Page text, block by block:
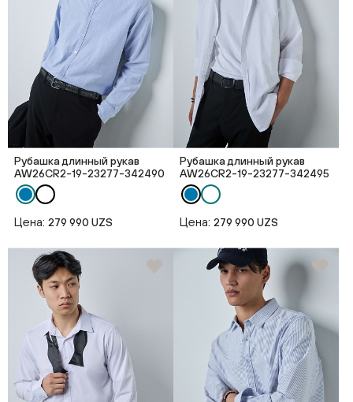
Рубашка длинный рукав
AW26CR2-19-23277-342490
Цена: 279 990 UZS
Рубашка длинный рукав
AW26CR2-19-23277-342495
Цена: 279 990 UZS